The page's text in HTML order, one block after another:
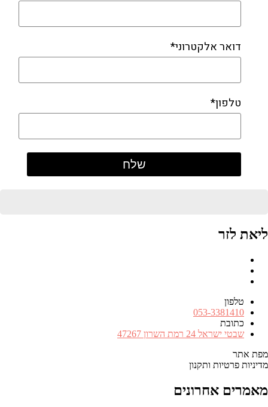
דואר אלקטרוני*
טלפון*
ליאת לזר
טלפון
מספר
טלפון
053-3381410
כתובת
כתובת
שבטי ישראל 24 רמת השרון 47267
מפת אתר
מדיניות פרטיות ותקנון
מאמרים אחרונים